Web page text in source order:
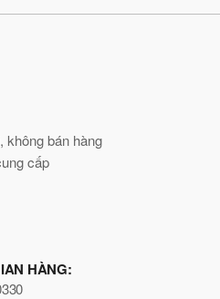
không bán hàng
cấp
HÀNG: